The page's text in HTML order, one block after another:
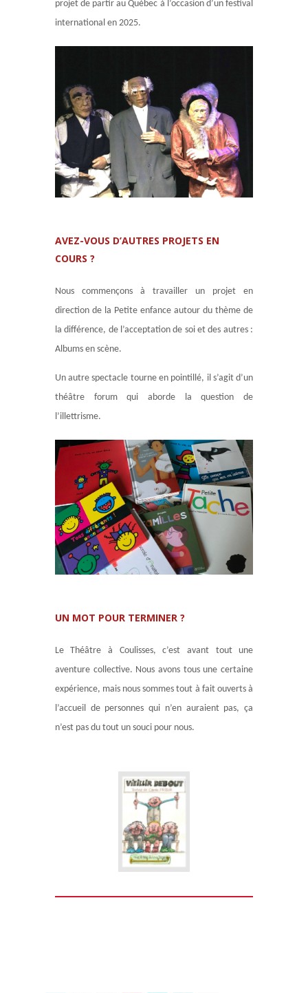
projet de partir au Québec à l’occasion d’un festival
international en 2025.
AVEZ-VOUS D’AUTRES PROJETS EN
COURS ?
Nous commençons à travailler un projet en
direction de la Petite enfance autour du thème de
la différence, de l’acceptation de soi et des autres :
Albums en scène.
Un autre spectacle tourne en pointillé, il s’agit d’un
théâtre forum qui aborde la question de
l’illettrisme.
UN MOT POUR TERMINER ?
Le Théâtre à Coulisses, c’est avant tout une
aventure collective. Nous avons tous une certaine
expérience, mais nous sommes tout à fait ouverts à
l’accueil de personnes qui n’en auraient pas, ça
n’est pas du tout un souci pour nous.